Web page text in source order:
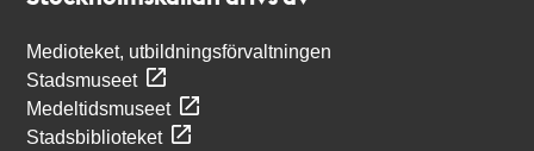
Medioteket, utbildningsförvaltningen
Stadsmuseet
Medeltidsmuseet
Stadsbiblioteket